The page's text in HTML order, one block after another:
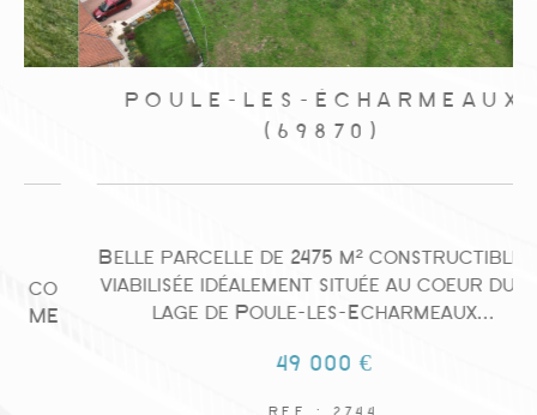
POULE-LES-ÉCHARMEAUX
(69870)
Belle parcelle de 2475 m² constructible et
viabilisée idéalement située au coeur du vil
lage de Poule-les-Echarmeaux...
49 000 €
REF : 2744